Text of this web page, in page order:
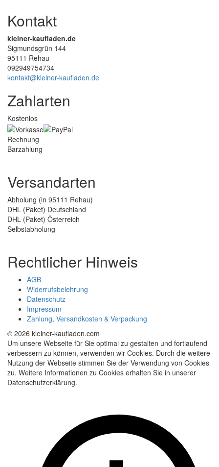
Kontakt
kleiner-kaufladen.de
Sigmundsgrün 144
95111 Rehau
092949754734
kontakt@kleiner-kaufladen.de
Zahlarten
Kostenlos
Rechnung
Barzahlung
Versandarten
Abholung (in 95111 Rehau)
DHL (Paket) Deutschland
DHL (Paket) Österreich
Selbstabholung
Rechtlicher Hinweis
AGB
Widerrufsbelehrung
Datenschutz
Impressum
Zahlung, Versandkosten & Verpackung
© 2026 kleiner-kaufladen.com
Um unsere Webseite für Sie optimal zu gestalten und fortlaufend
verbessern zu können, verwenden wir Cookies. Durch die weitere
Nutzung der Webseite stimmen Sie der Verwendung von Cookies
zu. Weitere Informationen zu Cookies erhalten Sie in unserer
Datenschutzerklärung.